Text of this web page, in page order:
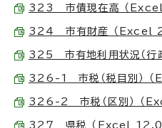
323 市債現在高 （
324 市有財産 （Excel
325 市有地利用状況（行
326-1 市税（税目別）
326-2 市税（区別） （
327 県税 （Excel